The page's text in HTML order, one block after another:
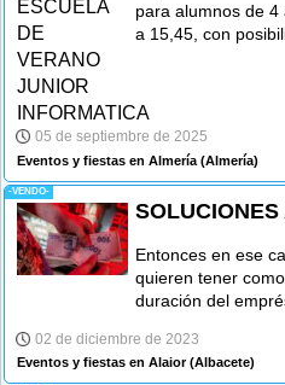
para alumnos de
a 15,45, con
05 de septiembre de 2025
Eventos y fiestas en Almería (Almería)
-VENDO-
Entonces en ese
quieren tener
duración del
02 de diciembre de 2023
Eventos y fiestas en Alaior(Albacete)